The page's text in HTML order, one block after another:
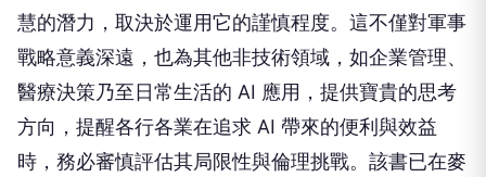
慧的潛力，取決於運用它的謹慎程度。這不僅對軍事
戰略意義深遠，也為其他非技術領域，如企業管理、
醫療決策乃至日常生活的 AI 應用，提供寶貴的思考
方向，提醒各行各業在追求 AI 帶來的便利與效益
時，務必審慎評估其局限性與倫理挑戰。該書已在麥